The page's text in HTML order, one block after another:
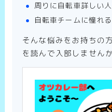
周りに自転車詳しい
自転車チームに憧れる
そんな悩みをお持ちの
を読んで入部しません